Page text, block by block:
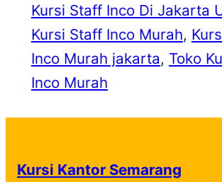
Kursi Staff Inco Di Jakarta
Kursi Staff Inco Murah,
Inco Murah jakarta, Toko
Inco Murah
Kursi Kantor Semarang